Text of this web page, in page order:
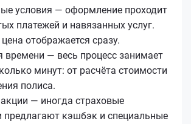
условия — оформление проходит
платежей и навязанных услуг.
отображается сразу.
времени — весь процесс занимает
минут: от расчёта стоимости
полиса.
— иногда страховые
предлагают кэшбэк и специальные